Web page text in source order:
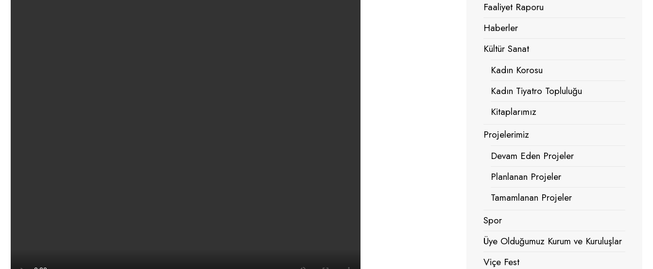
Faaliyet Raporu
Haberler
Kültür Sanat
Kadın Korosu
Kadın Tiyatro Topluluğu
Kitaplarımız
Projelerimiz
Devam Eden Projeler
Planlanan Projeler
Tamamlanan Projeler
Spor
Üye Olduğumuz Kurum ve Kuruluşlar
Viçe Fest